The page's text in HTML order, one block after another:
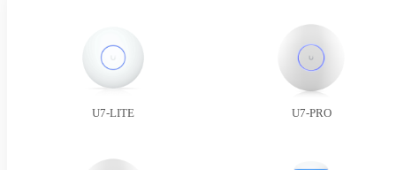
U7-LITE U7-PRO